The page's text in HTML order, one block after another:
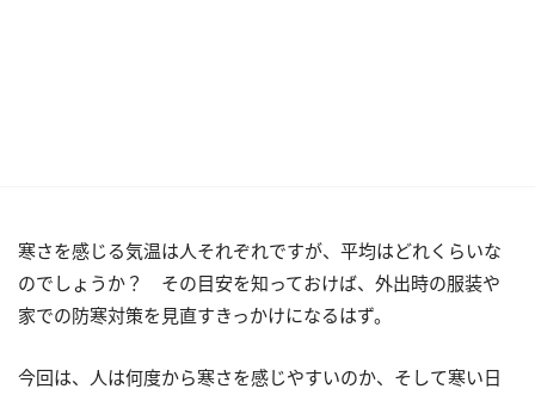
寒さを感じる気温は人それぞれですが、平均はどれくらいな
のでしょうか？ その目安を知っておけば、外出時の服装や
家での防寒対策を見直すきっかけになるはず。
今回は、人は何度から寒さを感じやすいのか、そして寒い日